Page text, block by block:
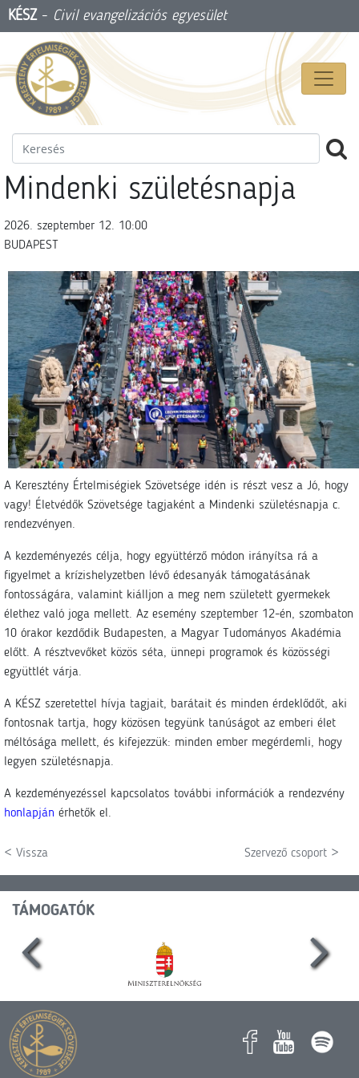
KÉSZ- Civil evangelizációs egyesület
Mindenki születésnapja
2026. szeptember 12. 10:00
BUDAPEST
A Keresztény Értelmiségiek Szövetsége idén is részt vesz a Jó, hogy
vagy! Életvédők Szövetsége tagjaként a Mindenki születésnapja c.
rendezvényen.
A kezdeményezés célja, hogy együttérző módon irányítsa rá a
figyelmet a krízishelyzetben lévő édesanyák támogatásának
fontosságára, valamint kiálljon a meg nem született gyermekek
élethez való joga mellett. Az esemény szeptember 12-én, szombaton
10 órakor kezdődik Budapesten, a Magyar Tudományos Akadémia
előtt. A résztvevőket közös séta, ünnepi programok és közösségi
együttlét várja.
A KÉSZ szeretettel hívja tagjait, barátait és minden érdeklődőt, aki
fontosnak tartja, hogy közösen tegyünk tanúságot az emberi élet
méltósága mellett, és kifejezzük: minden ember megérdemli, hogy
legyen születésnapja.
A kezdeményezéssel kapcsolatos további információk a rendezvény
honlapján érhetők el.
< Vissza Szervező csoport >
TÁMOGATÓK